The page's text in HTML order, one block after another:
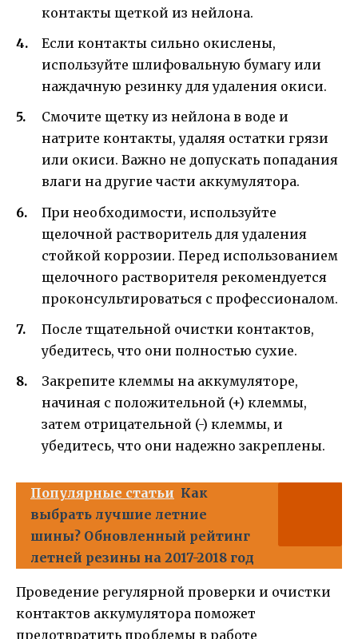
контакты щеткой из нейлона.
Если контакты сильно окислены,
используйте шлифовальную бумагу или
наждачную резинку для удаления окиси.
Смочите щетку из нейлона в воде и
натрите контакты, удаляя остатки грязи
или окиси. Важно не допускать попадания
влаги на другие части аккумулятора.
При необходимости, используйте
щелочной растворитель для удаления
стойкой коррозии. Перед использованием
щелочного растворителя рекомендуется
проконсультироваться с профессионалом.
После тщательной очистки контактов,
убедитесь, что они полностью сухие.
Закрепите клеммы на аккумуляторе,
начиная с положительной (+) клеммы,
затем отрицательной (-) клеммы, и
убедитесь, что они надежно закреплены.
Популярные статьи Как
выбрать лучшие летние
шины? Обновленный рейтинг
летней резины на 2017-2018 год
Проведение регулярной проверки и очистки
контактов аккумулятора поможет
предотвратить проблемы в работе